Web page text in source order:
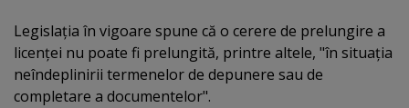
Legislaţia în vigoare spune că o cerere de prelungire a
licenţei nu poate fi prelungită, printre altele, "în situaţia
neîndeplinirii termenelor de depunere sau de
completare a documentelor".